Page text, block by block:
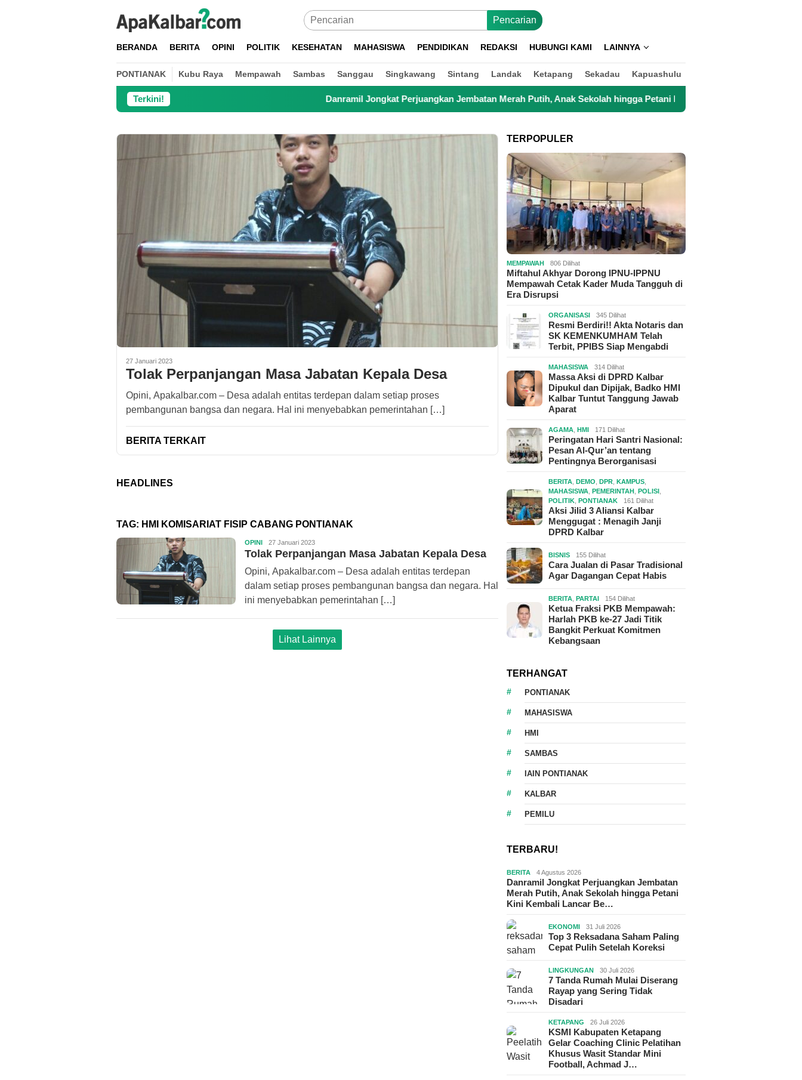
Pencarian
BERANDA BERITA OPINI POLITIK KESEHATAN MAHASISWA PENDIDIKAN REDAKSI HUBUNGI KAMI LAINNYA
PONTIANAK Kubu Raya Mempawah Sambas Sanggau Singkawang Sintang Landak Ketapang Sekadau Kapuashulu
Terkini! Danramil Jongkat Perjuangkan Jembatan Merah Putih, Anak Sekolah hingga Petani Kini Kembali Lancar Beraktivitas
27 Januari 2023
Tolak Perpanjangan Masa Jabatan Kepala Desa
Opini, Apakalbar.com – Desa adalah entitas terdepan dalam setiap proses
pembangunan bangsa dan negara. Hal ini menyebabkan pemerintahan […]
BERITA TERKAIT
HEADLINES
TAG: HMI KOMISARIAT FISIP CABANG PONTIANAK
OPINI Redaksi
ApaKalbar.com
27 Januari 2023
Tolak Perpanjangan Masa Jabatan Kepala Desa
Opini, Apakalbar.com – Desa adalah entitas terdepan
dalam setiap proses pembangunan bangsa dan negara. Hal
ini menyebabkan pemerintahan […]
Lihat Lainnya
TERPOPULER
MEMPAWAH 806 Dilihat
Miftahul Akhyar Dorong IPNU-IPPNU
Mempawah Cetak Kader Muda Tangguh di
Era Disrupsi
ORGANISASI 345 Dilihat
Resmi Berdiri!! Akta Notaris dan
SK KEMENKUMHAM Telah
Terbit, PPIBS Siap Mengabdi
MAHASISWA 314 Dilihat
Massa Aksi di DPRD Kalbar
Dipukul dan Dipijak, Badko HMI
Kalbar Tuntut Tanggung Jawab
Aparat
AGAMA ,HMI 171 Dilihat
Peringatan Hari Santri Nasional:
Pesan Al-Qur’an tentang
Pentingnya Berorganisasi
BERITA ,DEMO ,DPR ,KAMPUS
MAHASISWA ,PEMERINTAH ,POLISI
POLITIK ,PONTIANAK 161 Dilihat
Aksi Jilid 3 Aliansi Kalbar
Menggugat : Menagih Janji
DPRD Kalbar
BISNIS 155 Dilihat
Cara Jualan di Pasar Tradisional
Agar Dagangan Cepat Habis
BERITA ,PARTAI 154 Dilihat
Ketua Fraksi PKB Mempawah:
Harlah PKB ke-27 Jadi Titik
Bangkit Perkuat Komitmen
Kebangsaan
TERHANGAT
PONTIANAK
MAHASISWA
HMI
SAMBAS
IAIN PONTIANAK
KALBAR
PEMILU
TERBARU!
BERITA 4 Agustus 2026
Danramil Jongkat Perjuangkan Jembatan
Merah Putih, Anak Sekolah hingga Petani
Kini Kembali Lancar Be…
EKONOMI 31 Juli 2026
Top 3 Reksadana Saham Paling
Cepat Pulih Setelah Koreksi
LINGKUNGAN 30 Juli 2026
7 Tanda Rumah Mulai Diserang
Rayap yang Sering Tidak
Disadari
KETAPANG 26 Juli 2026
KSMI Kabupaten Ketapang
Gelar Coaching Clinic Pelatihan
Khusus Wasit Standar Mini
Football, Achmad J…